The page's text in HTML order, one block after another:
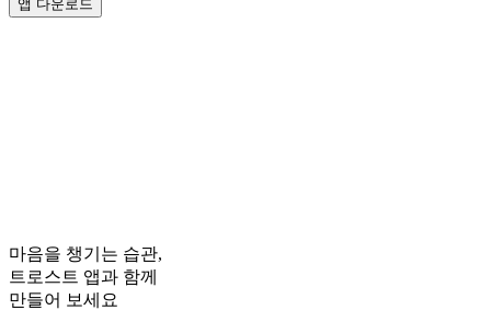
앱 다운로드
마음을 챙기는 습관,
트로스트 앱과 함께
만들어 보세요